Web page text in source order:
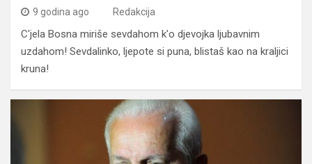
9 godina ago Redakcija
C'jela Bosna miriše sevdahom k'o djevojka ljubavnim
uzdahom! Sevdalinko, ljepote si puna, blistaš kao na kraljici
kruna!